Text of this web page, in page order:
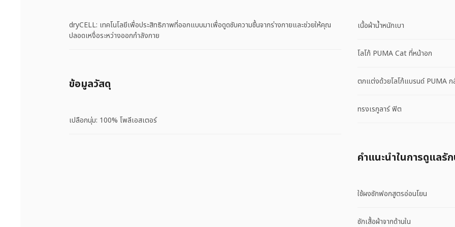
dryCELL: เทคโนโลยีเพื่อประสิทธิภาพที่ออกแบบมาเพื่อดูดซับความชื้นจากร่างกายและช่วยให้คุณ
ปลอดเหงื่อระหว่างออกกำลังกาย
เนื้อผ้าน้ำหนักเบา
โลโก้ PUMA Cat ที่หน้าอก
ตกแต่งด้วยโลโก้แบรนด์ PUMA ก
ทรงเรกูลาร์ ฟิต
ข้อมูลวัสดุ
เปลือกนุ่ม: 100% โพลีเอสเตอร์
คําแนะนําในการดูแลรั
ใช้ผงซักฟอกสูตรอ่อนโยน
ซักเสื้อผ้าจากด้านใน